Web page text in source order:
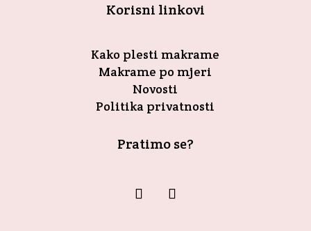
Korisni linkovi
Kako plesti makrame
Makrame po mjeri
Novosti
Politika privatnosti
Pratimo se?